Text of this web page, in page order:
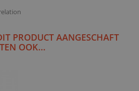
PRODUCT AANGESCHAFT
OOK...